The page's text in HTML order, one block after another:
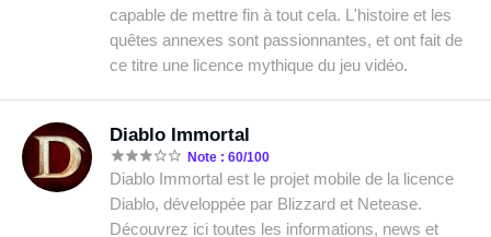
capable de mettre fin à tout cela. L'histoire et les
quêtes annexes sont passionnantes, et ont fait de
ce titre une licence mythique du jeu vidéo.
Diablo Immortal
Note : 60/100
Diablo Immortal est le projet mobile de la licence
Diablo, développée par Blizzard et Netease.
Découvrez ici toutes les informations, news et